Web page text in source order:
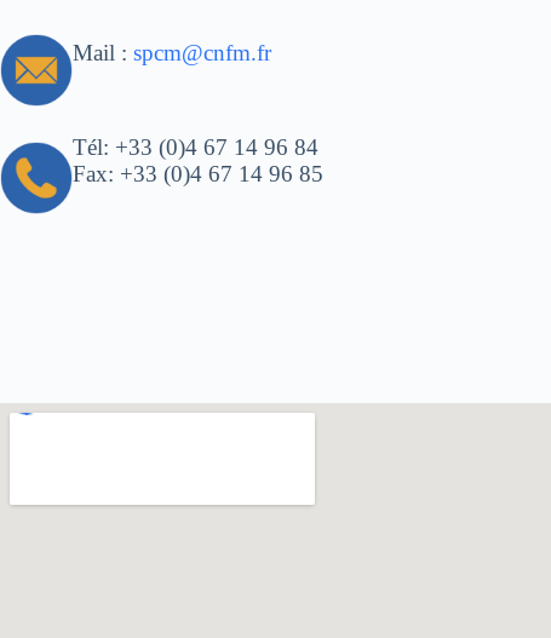
Mail : spcm@cnfm.fr
Tél: +33 (0)4 67 14 96 84
Fax: +33 (0)4 67 14 96 85